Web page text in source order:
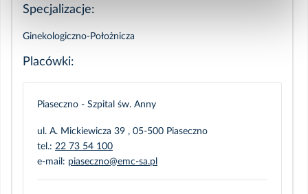
Specjalizacje:
Ginekologiczno-Położnicza
Placówki:
Piaseczno - Szpital św. Anny
ul. A. Mickiewicza 39 , 05-500 Piaseczno
tel.: 22 73 54 100
e-mail: piaseczno@emc-sa.pl